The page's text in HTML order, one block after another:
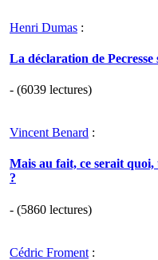
Henri Dumas :
La déclaration de
- (6039 lectures)
Vincent Benard :
Mais au fait, ce serait
?
- (5860 lectures)
Cédric Froment :